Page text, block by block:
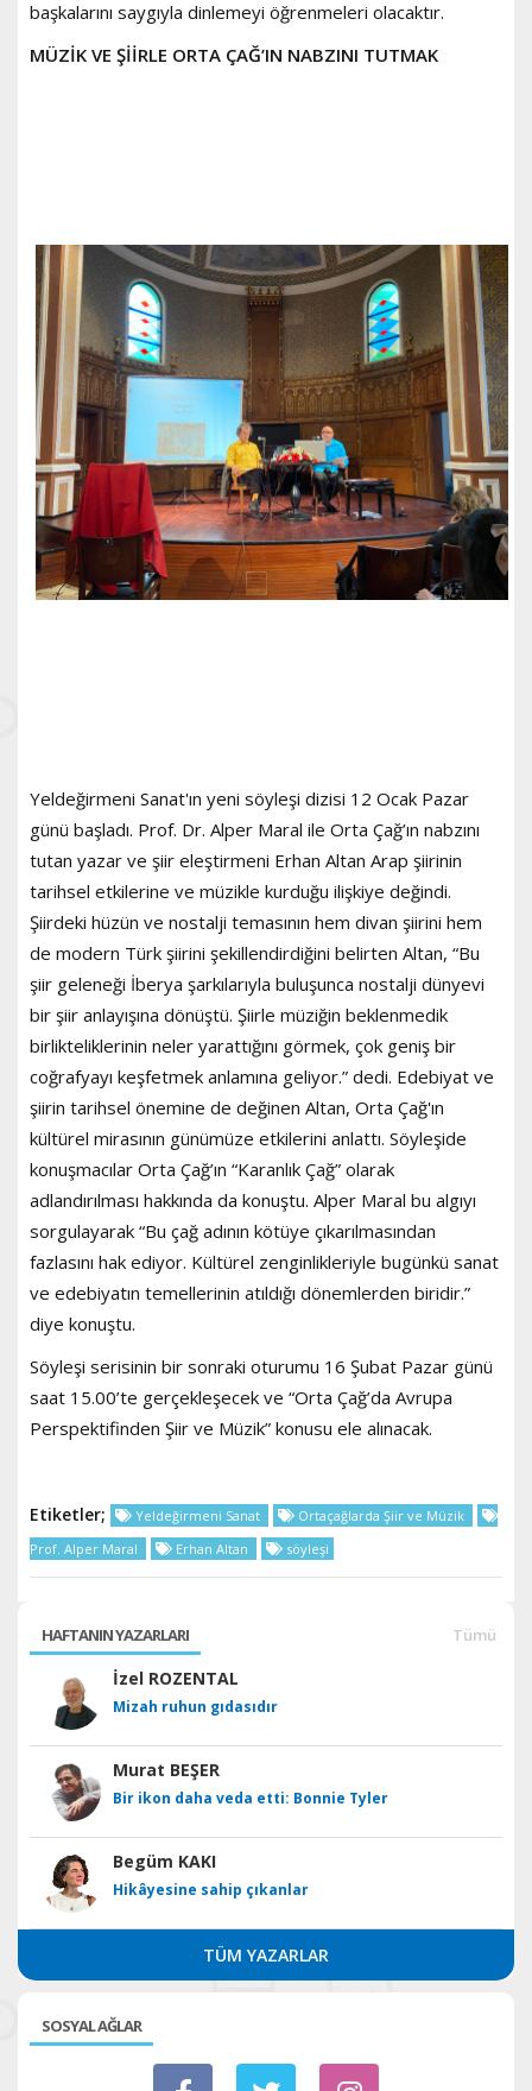
başkalarını saygıyla dinlemeyi öğrenmeleri olacaktır.
MÜZİK VE ŞİİRLE ORTA ÇAĞ’IN NABZINI TUTMAK
Yeldeğirmeni Sanat'ın yeni söyleşi dizisi 12 Ocak Pazar
günü başladı. Prof. Dr. Alper Maral ile Orta Çağ’ın nabzını
tutan yazar ve şiir eleştirmeni Erhan Altan Arap şiirinin
tarihsel etkilerine ve müzikle kurduğu ilişkiye değindi.
Şiirdeki hüzün ve nostalji temasının hem divan şiirini hem
de modern Türk şiirini şekillendirdiğini belirten Altan, “Bu
şiir geleneği İberya şarkılarıyla buluşunca nostalji dünyevi
bir şiir anlayışına dönüştü. Şiirle müziğin beklenmedik
birlikteliklerinin neler yarattığını görmek, çok geniş bir
coğrafyayı keşfetmek anlamına geliyor.” dedi. Edebiyat ve
şiirin tarihsel önemine de değinen Altan, Orta Çağ'ın
kültürel mirasının günümüze etkilerini anlattı. Söyleşide
konuşmacılar Orta Çağ’ın “Karanlık Çağ” olarak
adlandırılması hakkında da konuştu. Alper Maral bu algıyı
sorgulayarak “Bu çağ adının kötüye çıkarılmasından
fazlasını hak ediyor. Kültürel zenginlikleriyle bugünkü sanat
ve edebiyatın temellerinin atıldığı dönemlerden biridir.”
diye konuştu.
Söyleşi serisinin bir sonraki oturumu 16 Şubat Pazar günü
saat 15.00’te gerçekleşecek ve “Orta Çağ’da Avrupa
Perspektifinden Şiir ve Müzik” konusu ele alınacak.
Etiketler; Yeldeğirmeni Sanat
Ortaçağlarda Şiir ve Müzik
Prof. Alper Maral
Erhan Altan söyleşi
HAFTANIN YAZARLARI Tümü
İzel ROZENTAL
Mizah ruhun gıdasıdır
Murat BEŞER
Bir ikon daha veda etti: Bonnie Tyler
Begüm KAKI
Hikâyesine sahip çıkanlar
TÜM YAZARLAR
SOSYAL AĞLAR